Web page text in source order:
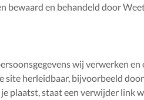
bewaard en behandeld door
wij verwerken
site herleidbaar, bijvoorbeeld
plaatst, staat een verwijder link